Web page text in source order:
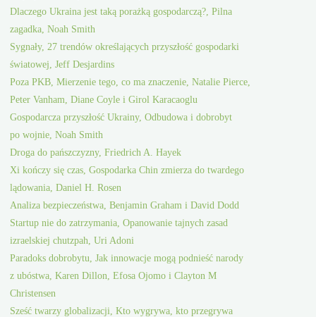
Dlaczego Ukraina jest taką porażką gospodarczą?, Pilna
zagadka, Noah Smith
Sygnały, 27 trendów określających przyszłość gospodarki
światowej, Jeff Desjardins
Poza PKB, Mierzenie tego, co ma znaczenie, Natalie Pierce,
Peter Vanham, Diane Coyle i Girol Karacaoglu
Gospodarcza przyszłość Ukrainy, Odbudowa i dobrobyt
po wojnie, Noah Smith
Droga do pańszczyzny, Friedrich A. Hayek
Xi kończy się czas, Gospodarka Chin zmierza do twardego
lądowania, Daniel H. Rosen
Analiza bezpieczeństwa, Benjamin Graham i David Dodd
Startup nie do zatrzymania, Opanowanie tajnych zasad
izraelskiej chutzpah, Uri Adoni
Paradoks dobrobytu, Jak innowacje mogą podnieść narody
z ubóstwa, Karen Dillon, Efosa Ojomo i Clayton M
Christensen
Sześć twarzy globalizacji, Kto wygrywa, kto przegrywa